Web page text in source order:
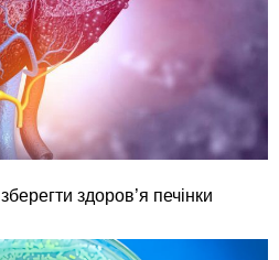
здоров’я печінки